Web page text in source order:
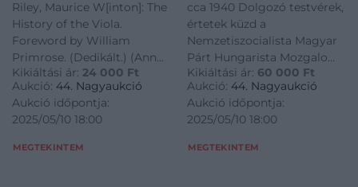
Author – Printed by
Braun-Brumfield). XXIII
+ [1] + 396 p. Első
kiadás. Dedikált: „For
Gustav Szerendi-Saupe.
Best Wishes: Maurice
Riley. Graz 7/5/80.”
Maurice Winton Riley
(1911-1988) amerikai
Riley, Maurice W[inton]: The
History of the Viola.
Foreword by William
Primrose. (Dedikált.) (Ann
Arbor, Michigan, USA, 1980.
Author - Printed by Braun-
Brumfield). XXIII + [1] + 396
p. Első kiadás. Dedikált: "For
Gustav Szerendi-Saupe.
Kikiáltási ár: 24 000 Ft
Aukció: 44. Nagyaukció
Aukció időpontja:
2025/05/10 18:00
MEGTEKINTEM
állapotban, s. Mátyás,
49×71 cm
cca 1940 Dolgozó testvérek,
értetek küzd a
Nemzetiszocialista Magyar
Párt Hungarista Mozgalom.
Plakát, hajtva, jó állapotban,
s. Mátyás, 49x71 cm
Kikiáltási ár: 60 000 Ft
Aukció: 44. Nagyaukció
Aukció időpontja:
2025/05/10 18:00
MEGTEKINTEM